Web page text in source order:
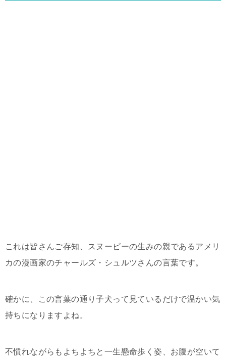
これは皆さんご存知、スヌーピーの生みの親であるアメリ
カの漫画家のチャールズ・シュルツさんの言葉です。
確かに、この言葉の通り子犬って見ているだけで温かい気
持ちになりますよね。
不慣れながらもよちよちと一生懸命歩く姿、お腹が空いて